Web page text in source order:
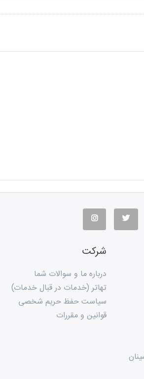
شرکت
درباره ما و سوالات شما
تهاتر (خدمات در قبال خدمات)
سیاست حفظ حریم شخصی
قوانین و مقررات